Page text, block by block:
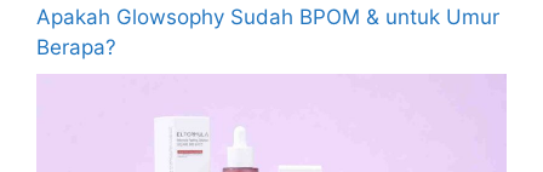
Apakah Glowsophy Sudah BPOM & untuk Umur
Berapa?